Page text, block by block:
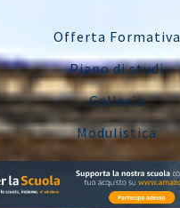
Offerta Formativa
Piano di studi
Galleria
Modulistica